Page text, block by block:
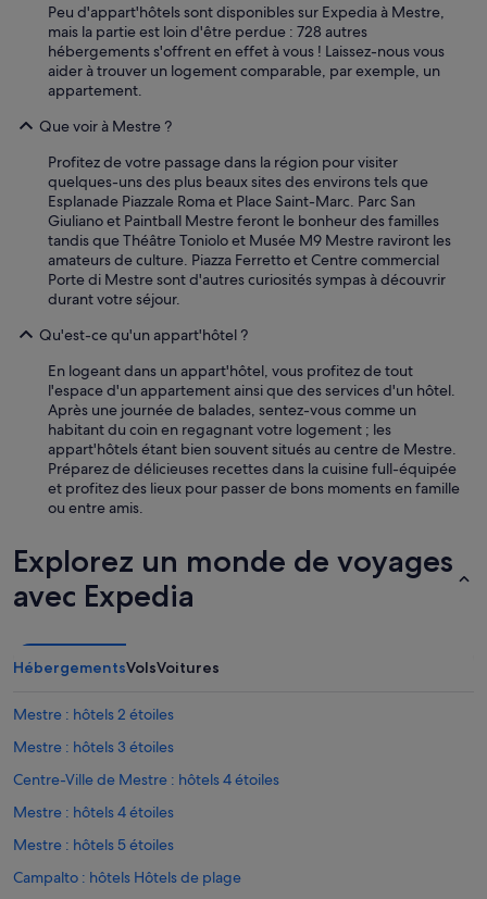
Peu d'appart'hôtels sont disponibles sur Expedia à Mestre,
mais la partie est loin d'être perdue : 728 autres
hébergements s'offrent en effet à vous ! Laissez-nous vous
aider à trouver un logement comparable, par exemple, un
appartement.
Que voir à Mestre ?
Profitez de votre passage dans la région pour visiter
quelques-uns des plus beaux sites des environs tels que
Esplanade Piazzale Roma et Place Saint-Marc. Parc San
Giuliano et Paintball Mestre feront le bonheur des familles
tandis que Théâtre Toniolo et Musée M9 Mestre raviront les
amateurs de culture. Piazza Ferretto et Centre commercial
Porte di Mestre sont d'autres curiosités sympas à découvrir
durant votre séjour.
Qu'est-ce qu'un appart'hôtel ?
En logeant dans un appart'hôtel, vous profitez de tout
l'espace d'un appartement ainsi que des services d'un hôtel.
Après une journée de balades, sentez-vous comme un
habitant du coin en regagnant votre logement ; les
appart'hôtels étant bien souvent situés au centre de Mestre.
Préparez de délicieuses recettes dans la cuisine full-équipée
et profitez des lieux pour passer de bons moments en famille
ou entre amis.
Explorez un monde de voyages
avec Expedia
HébergementsVolsVoitures
Mestre : hôtels 2 étoiles
Mestre : hôtels 3 étoiles
Centre-Ville de Mestre : hôtels 4 étoiles
Mestre : hôtels 4 étoiles
Mestre : hôtels 5 étoiles
Campalto : hôtels Hôtels de plage